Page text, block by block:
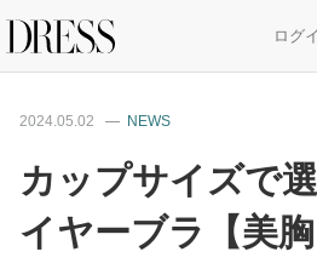
ログ
特集記事
2024.05.02 NEWS
カップサイズで
イヤーブラ【美